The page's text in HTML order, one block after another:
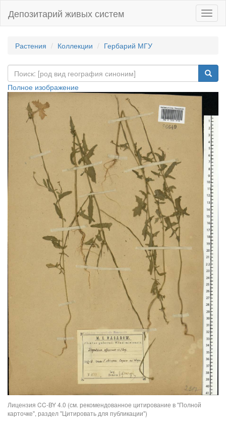
Депозитарий живых систем
Растения Коллекции Гербарий МГУ
Полное изображение
Лицензия CC-BY 4.0 (см. рекомендованное цитирование в "Полной
карточке", раздел "Цитировать для публикации")